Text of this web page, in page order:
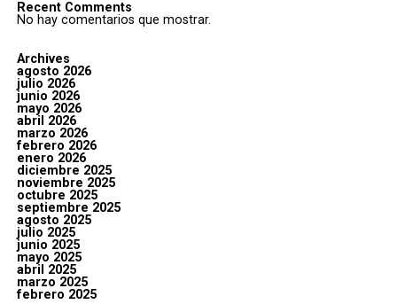
Recent Comments
No hay comentarios que mostrar.
Archives
agosto 2026
julio 2026
junio 2026
mayo 2026
abril 2026
marzo 2026
febrero 2026
enero 2026
diciembre 2025
noviembre 2025
octubre 2025
septiembre 2025
agosto 2025
julio 2025
junio 2025
mayo 2025
abril 2025
marzo 2025
febrero 2025